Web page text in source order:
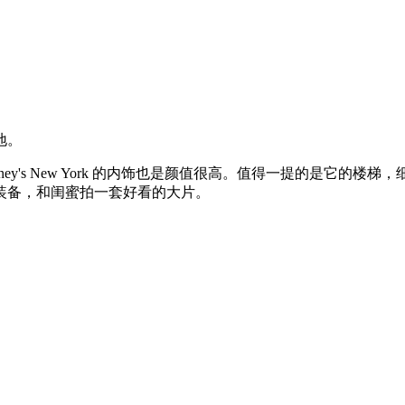
New York 的内饰也是颜值很高。值得一提的是它的楼梯
，和闺蜜拍一套好看的大片。